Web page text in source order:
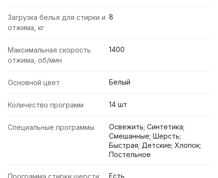
Загрузка белья для стирки и
отжима, кг
8
Максимальная скорость
отжима, об/мин
1400
Основной цвет Белый
Количество программ 14 шт
Специальные программы
Освежить; Синтетика;
Смешанные; Шерсть;
Быстрая; Детские; Хлопок;
Постельное
Есть